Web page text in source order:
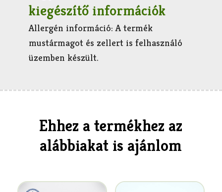
kiegészítő információk
Allergén információ: A termék
mustármagot és zellert is felhasználó
üzemben készült.
Ehhez a termékhez az
alábbiakat is ajánlom